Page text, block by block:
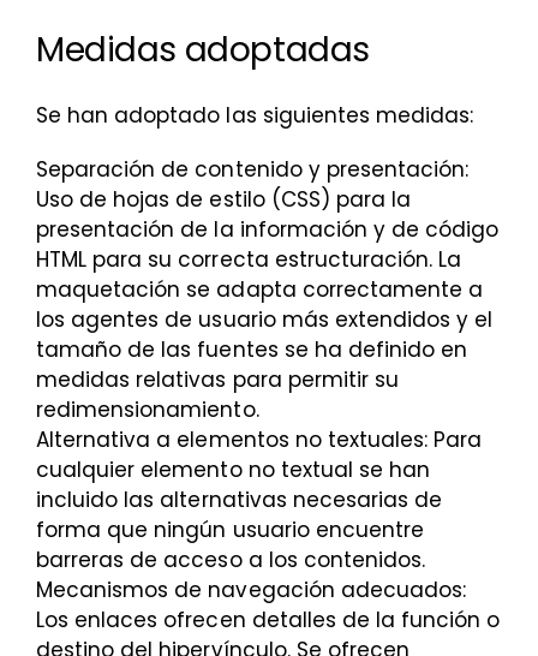
Medidas adoptadas
Se han adoptado las siguientes medidas:
Separación de contenido y presentación:
Uso de hojas de estilo (CSS) para la
presentación de la información y de código
HTML para su correcta estructuración. La
maquetación se adapta correctamente a
los agentes de usuario más extendidos y el
tamaño de las fuentes se ha definido en
medidas relativas para permitir su
redimensionamiento.
Alternativa a elementos no textuales: Para
cualquier elemento no textual se han
incluido las alternativas necesarias de
forma que ningún usuario encuentre
barreras de acceso a los contenidos.
Mecanismos de navegación adecuados:
Los enlaces ofrecen detalles de la función o
destino del hipervínculo. Se ofrecen